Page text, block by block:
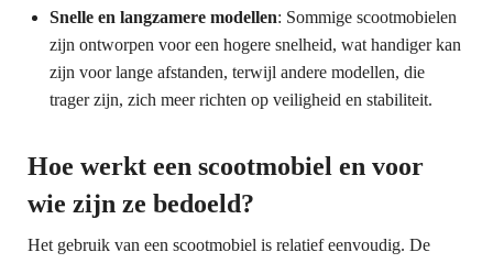
Snelle en langzamere modellen: Sommige scootmobielen
zijn ontworpen voor een hogere snelheid, wat handiger kan
zijn voor lange afstanden, terwijl andere modellen, die
trager zijn, zich meer richten op veiligheid en stabiliteit.
Hoe werkt een scootmobiel en voor
wie zijn ze bedoeld?
Het gebruik van een scootmobiel is relatief eenvoudig. De